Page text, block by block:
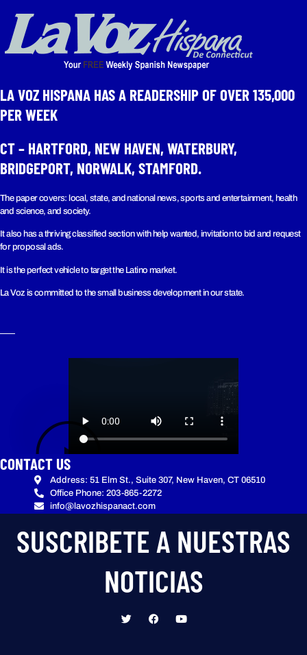
LA VOZ HISPANA HAS A READERSHIP OF OVER 135,000
PER WEEK​
CT – HARTFORD, NEW HAVEN, WATERBURY,
BRIDGEPORT, NORWALK, STAMFORD.
The paper covers: local, state, and national news, sports and entertainment, health
and science, and society.
It also has a thriving classified section with help wanted, invitation to bid and request
for proposal ads.
It is the perfect vehicle to target the Latino market.
La Voz is committed to the small business development in our state.
CONTACT US
Address: 51 Elm St., Suite 307, New Haven, CT 06510
Office Phone: 203-865-2272
info@lavozhispanact.com
SUSCRIBETE A NUESTRAS
NOTICIAS